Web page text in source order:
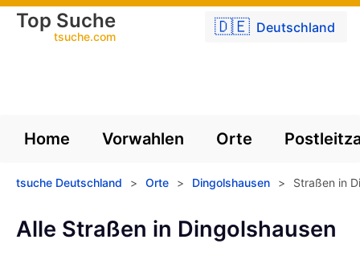
🇩🇪 Deutschland
Top Suche
tsuche.com
Home Vorwahlen Orte
tsuche Deutschland > Orte > Dingolshausen > Straßen in
Alle Straßen in Dingolshausen